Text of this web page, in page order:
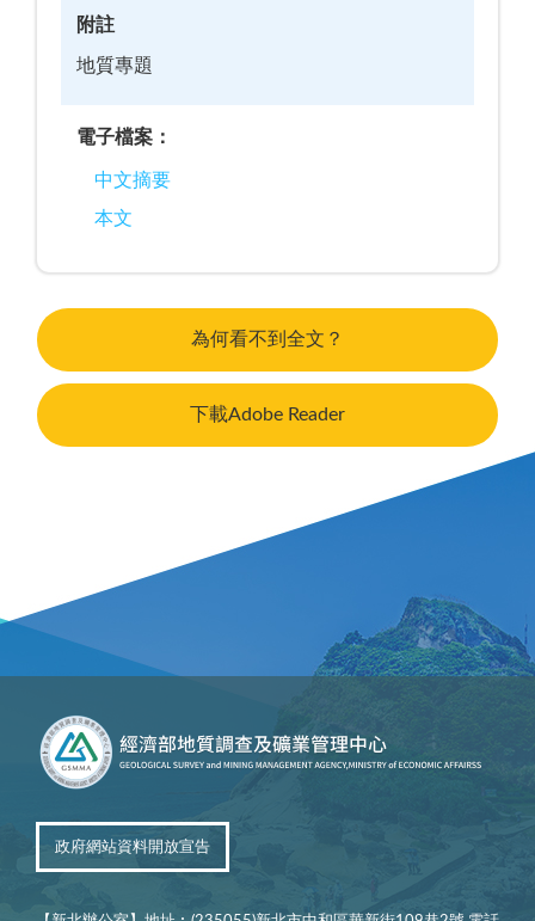
附註
地質專題
電子檔案：
中文摘要
本文
為何看不到全文？
下載Adobe Reader
政府網站資料開放宣告